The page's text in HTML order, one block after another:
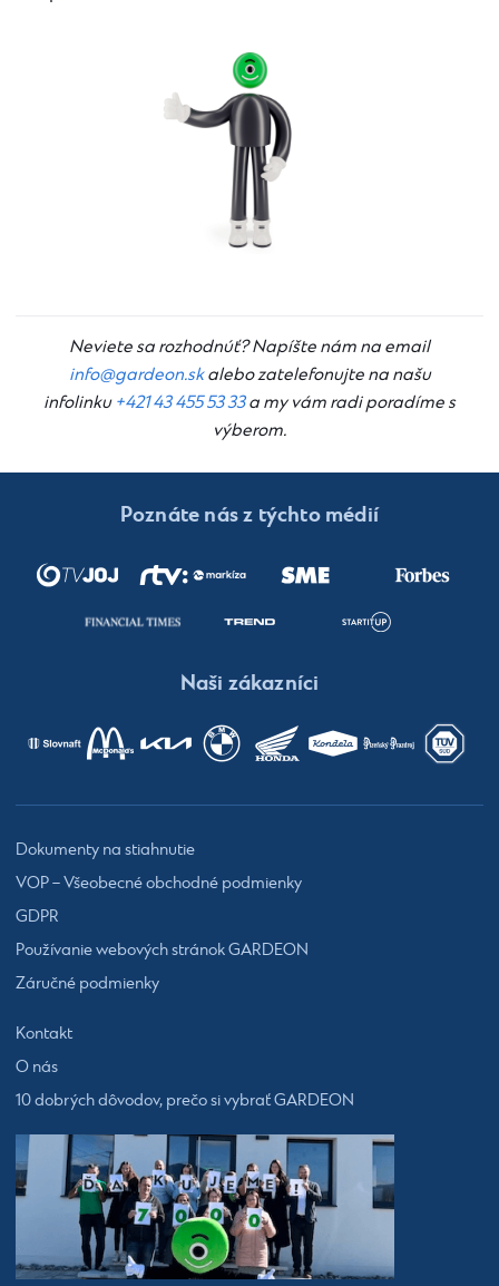
Neviete sa rozhodnúť? Napíšte nám na email
info@gardeon.skalebo zatelefonujte na našu
infolinku +421 43 455 53 33a my vám radi poradíme s
výberom.
Poznáte nás z týchto médií
Naši zákazníci
Dokumenty na stiahnutie
VOP – Všeobecné obchodné podmienky
GDPR
Používanie webových stránok GARDEON
Záručné podmienky
Kontakt
O nás
10 dobrých dôvodov, prečo si vybrať GARDEON